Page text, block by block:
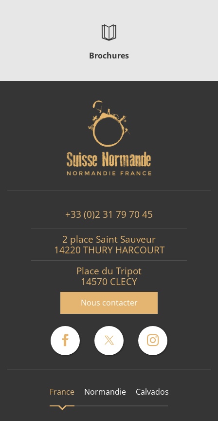
Brochures
+33 (0)2 31 79 70 45
2 place Saint Sauveur
14220 THURY HARCOURT
Place du Tripot
14570 CLECY
Nous contacter
France Normandie Calvados